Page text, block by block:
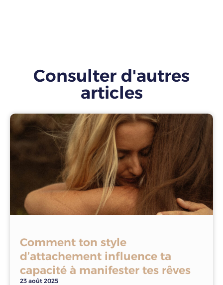
Consulter d'autres
articles
Comment ton style
d’attachement influence ta
capacité à manifester tes rêves
23 août 2025